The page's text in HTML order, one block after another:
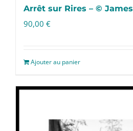
Arrêt sur Rires – ©
90,00 €
Ajouter au panier